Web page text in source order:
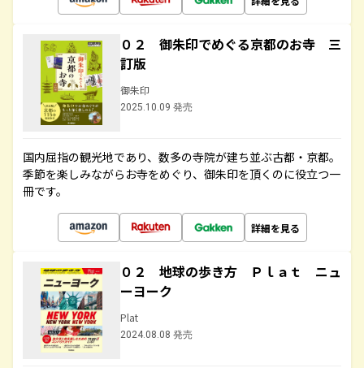
０２ 御朱印でめぐる京都のお寺 三
訂版
御朱印
2025.10.09 発売
国内屈指の観光地であり、数多の寺院が建ち並ぶ古都・京都。
季節を楽しみながらお寺をめぐり、御朱印を頂くのに役立つ一
冊です。
詳細を見る
０２ 地球の歩き方 Ｐｌａｔ ニュ
ーヨーク
Plat
2024.08.08 発売